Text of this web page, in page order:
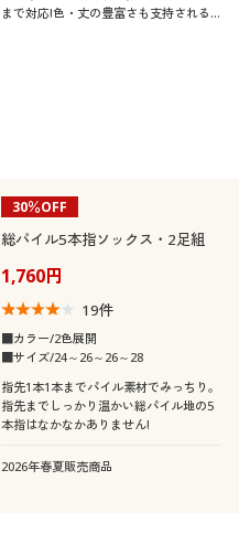
まで対応!色・丈の豊富さも支持される
30％OFF
総パイル5本指ソックス・2足組
1,760円
19件
■カラー/2色展開
■サイズ/24～26～26～28
指先1本1本までパイル素材でみっちり。
指先までしっかり温かい総パイル地の5
本指はなかなかありません!
2026年春夏販売商品